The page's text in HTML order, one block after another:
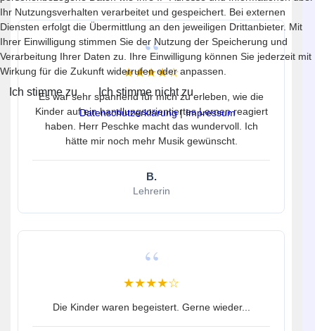
★★★★☆
Es war sehr spannend für mich zu erleben, wie die
Kinder auf ein handlungsorientiertes Lernen reagiert
haben. Herr Peschke macht das wundervoll. Ich
hätte mir noch mehr Musik gewünscht.
B.
Lehrerin
★★★★☆
Die Kinder waren begeistert. Gerne wieder...
Ihr Nutzungsverhalten verarbeitet und gespeichert. Bei externen
Diensten erfolgt die Übermittlung an den jeweiligen Drittanbieter. Mit
Ihrer Einwilligung stimmen Sie der Nutzung der Speicherung und
Verarbeitung Ihrer Daten zu. Ihre Einwilligung können Sie jederzeit mit
Wirkung für die Zukunft widerrufen oder anpassen.
Ich stimme zu Ich stimme nicht zu
Datenschutzerklärung|Impressum